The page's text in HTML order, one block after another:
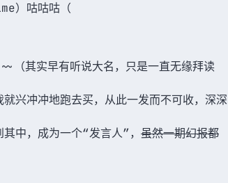
）咕咕咕（
（其实早有听说大名，只是一直无缘拜读
兴冲冲地跑去买，从此一发而不可收，深深
其中，成为一个“发言人”， 虽然一期幻报都